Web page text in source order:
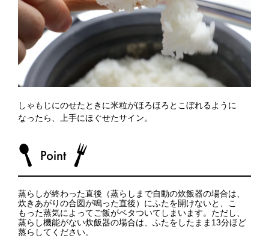
しゃもじにのせたときに米粒がほろほろとこぼれるように
なったら、上手にほぐせたサイン。
蒸らしが終わった直後（蒸らしまで自動の炊飯器の場合は、
炊きあがりの合図が鳴った直後）にふたを開けないと、こ
もった蒸気によってご飯がベタついてしまいます。ただし、
蒸らし機能がない炊飯器の場合は、ふたをしたまま13分ほど
蒸らしてください。